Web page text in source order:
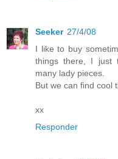
Seeker 27/4/08
I like to buy
things there, I just
many lady pieces.
But we can find cool
xx
Responder